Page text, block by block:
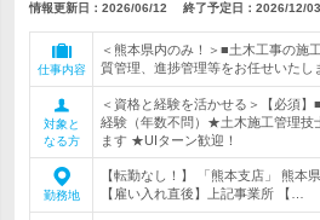
情報更新日：2026/06/12 終了予定日： 2026/12/03
仕事内容
＜熊本県内のみ！＞■土木工事の施
質管理、進捗管理等をお任せいたし
対象と
なる方
＜資格と経験を活かせる＞【必須
経験（年数不問）★土木施工管理技
ます ★UIターン歓迎！
勤務地
【転勤なし！】 「熊本支店」 熊本
【雇い入れ直後】上記事業所 【…